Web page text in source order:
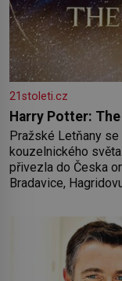
21stoleti.cz
Harry Potter:
Pražské Letňany
kouzelnického
přivezla do Česka
Bradavice,